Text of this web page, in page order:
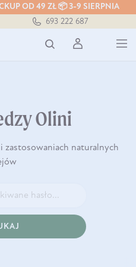
OD 49 ZŁ 📦 3-9 SIERPNIA
693 222 687
Olini
zastosowaniach naturalnych